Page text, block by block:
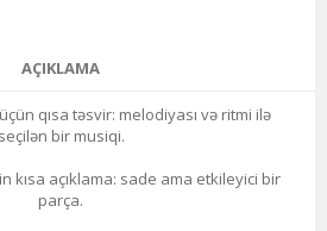
AÇIKLAMA
qısa təsvir: melodiyası və ritmi ilə
seçilən bir musiqi.
kısa açıklama: sade ama etkileyici bir
parça.